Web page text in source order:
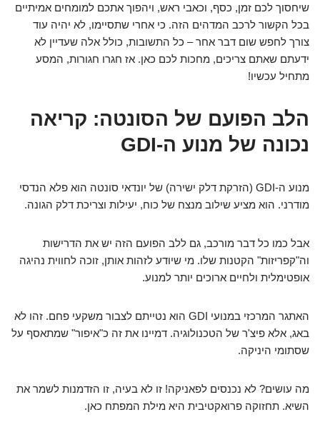
שיחסוך לכם זמן, כסף, וכאבי ראש, ויהפוך אתכם למומחים אמיתיים
בכל הקשור לרכב המדהים הזה. כי אחרי שתסיימו, לא יהיה עוד
צורך לחפש שום דבר אחר – כל התשובות, כולל אלה שעדיין לא
ידעתם שאתם צריכים, מחכות לכם כאן. אז חגרו חגורות, המסע
מתחיל עכשיו!
הלב הפועם של הסונטה: קריאה
נכונה של מנוע ה-GDI
מנוע ה-GDI (הזרקת דלק ישירה) של יונדאי סונטה הוא פלא הנדסי
מודרני. הוא מציע שילוב מנצח של כוח, יעילות וצריכת דלק הגונה.
אבל כמו כל דבר מורכב, גם ללב הפועם הזה יש את הדרישות
וה"קפריזות" הקטנות שלו. מי שיודע לזהות אותן, זוכה לחווית נהיגה
אופטימלית ולחיים ארוכים יותר למנוע.
האתגר המרכזי במנועי GDI הוא נטייתם לצבור משקעי פחם. זהו לא
באג, אלא פיצ'ר של הטכנולוגיה. דמיינו את זה כ"איפור" שמתאסף על
שסתומי היניקה.
מה עושים? לא נכנסים לפאניקה! זו לא בעיה, זו הזדמנות לשמר את
השיא. תחזוקה פרואקטיבית היא מילת המפתח כאן.